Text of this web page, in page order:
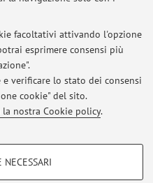
facoltativi attivando l'opzione
esprimere consensi più
verificare lo stato dei consensi
cookie" del sito.
nostra Cookie policy.
Partita IVA: 01131710376
Impostazioni Cookie